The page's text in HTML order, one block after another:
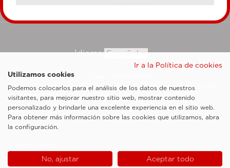
Idioma:
Esaote SpA ©2026 - Vat Code IT05131180969
Sociedad sujeta a la actividad de dirección y coordinación de Shanghai Luzi
Enterprise Management Consultancy Center (Limited Partnership)
Notas legales
Cookie Policy
Ir a la Política de cookies
Utilizamos cookies
Podemos colocarlos para el análisis de los datos de nuestros
visitantes, para mejorar nuestro sitio web, mostrar contenido
personalizado y brindarle una excelente experiencia en el sitio web.
Para obtener más información sobre las cookies que utilizamos, abra
la configuración.
No, ajustar Aceptar todo